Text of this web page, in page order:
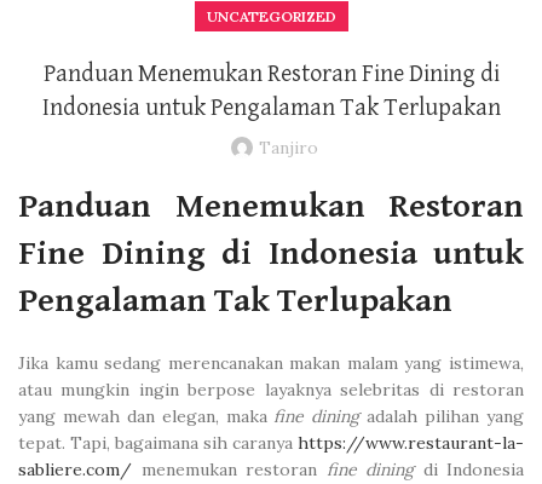
UNCATEGORIZED
Panduan Menemukan Restoran Fine Dining di
Indonesia untuk Pengalaman Tak Terlupakan
Tanjiro
Panduan Menemukan Restoran
Fine Dining di Indonesia untuk
Pengalaman Tak Terlupakan
Jika kamu sedang merencanakan makan malam yang istimewa,
atau mungkin ingin berpose layaknya selebritas di restoran
yang mewah dan elegan, maka fine diningadalah pilihan yang
tepat. Tapi, bagaimana sih caranya https://www.restaurant-la-
sabliere.com/ menemukan restoran fine diningdi Indonesia